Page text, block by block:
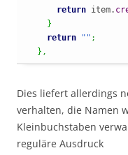
return item.
}
return
"" ;
} ,
Dies liefert allerdings
verhalten, die Namen
Kleinbuchstaben
reguläre Ausdruck